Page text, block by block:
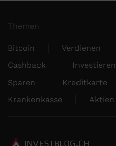
Themen
Bitcoin Verdienen
Cashback
Investieren
Sparen
Kreditkarte
Krankenkasse
Aktien